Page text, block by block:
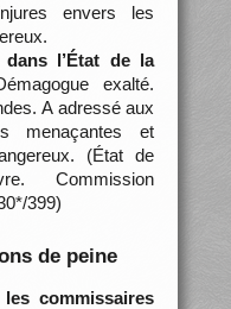
envers les
l’État de la
exalté.
A adressé aux
menaçantes et
(État de
Commission
399)
de peine
commissaires